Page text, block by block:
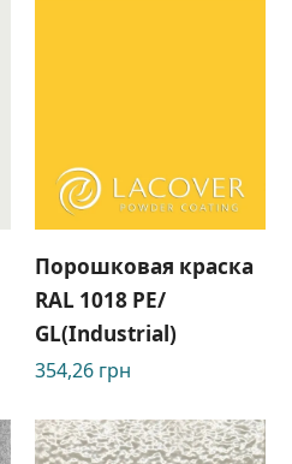
Порошковая краска
RAL 1018 PE/
GL(Industrial)
354,26 грн